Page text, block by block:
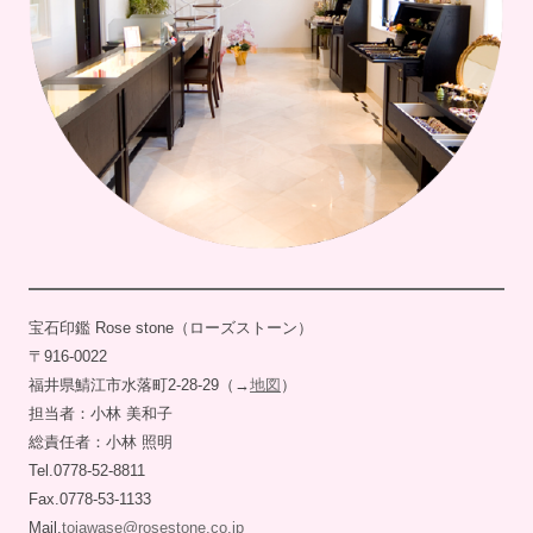
宝石印鑑 Rose stone（ローズストーン）
〒916-0022
福井県鯖江市水落町2-28-29（→地図 ）
担当者：小林 美和子
総責任者：小林 照明
Tel.0778-52-8811
Fax.0778-53-1133
Mail.toiawase@rosestone.co.jp